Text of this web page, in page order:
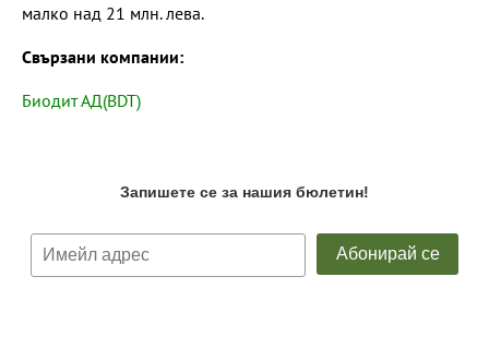
малко над 21 млн. лева.
Свързани компании:
Биодит АД(BDT)